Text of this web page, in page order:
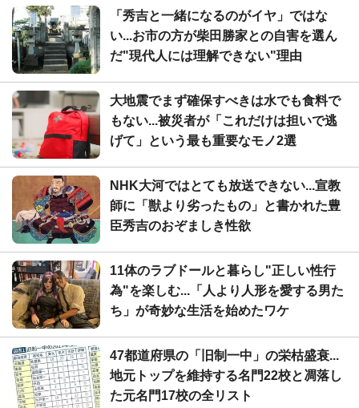
「秀吉と一緒になるのがイヤ」ではな
い...お市の方が柴田勝家との自害を選ん
だ"現代人には理解できない"理由
大地震でまず確保すべきは水でも食料で
もない...被災者が「これだけは担いで逃
げて」という最も重要なモノ2選
NHK大河ではとても放送できない...宣教
師に「獣より劣ったもの」と書かれた豊
臣秀吉のおぞましき性欲
11体のラブドールと暮らし"正しい性行
為"を楽しむ...「人より人形を愛する男た
ち」が奇妙な生活を始めたワケ
47都道府県の「旧制一中」の栄枯盛衰...
地元トップを維持する名門22校と凋落し
た元名門17校の全リスト